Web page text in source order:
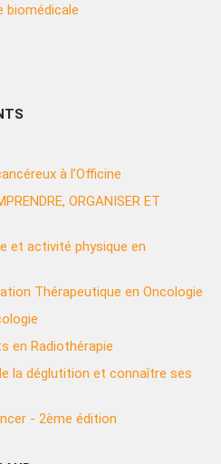
biomédicale
à l’Officine
ORGANISER ET
et activité physique en
Thérapeutique en Oncologie
en Radiothérapie
la déglutition et connaître ses
- 2ème édition